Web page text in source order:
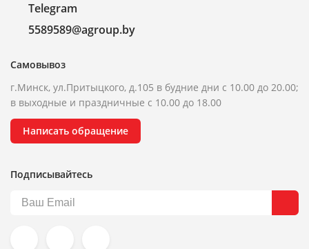
Telegram
5589589@agroup.by
Самовывоз
г.Минск, ул.Притыцкого, д.105 в будние дни с 10.00 до 20.00;
в выходные и праздничные с 10.00 до 18.00
Написать обращение
Подписывайтесь